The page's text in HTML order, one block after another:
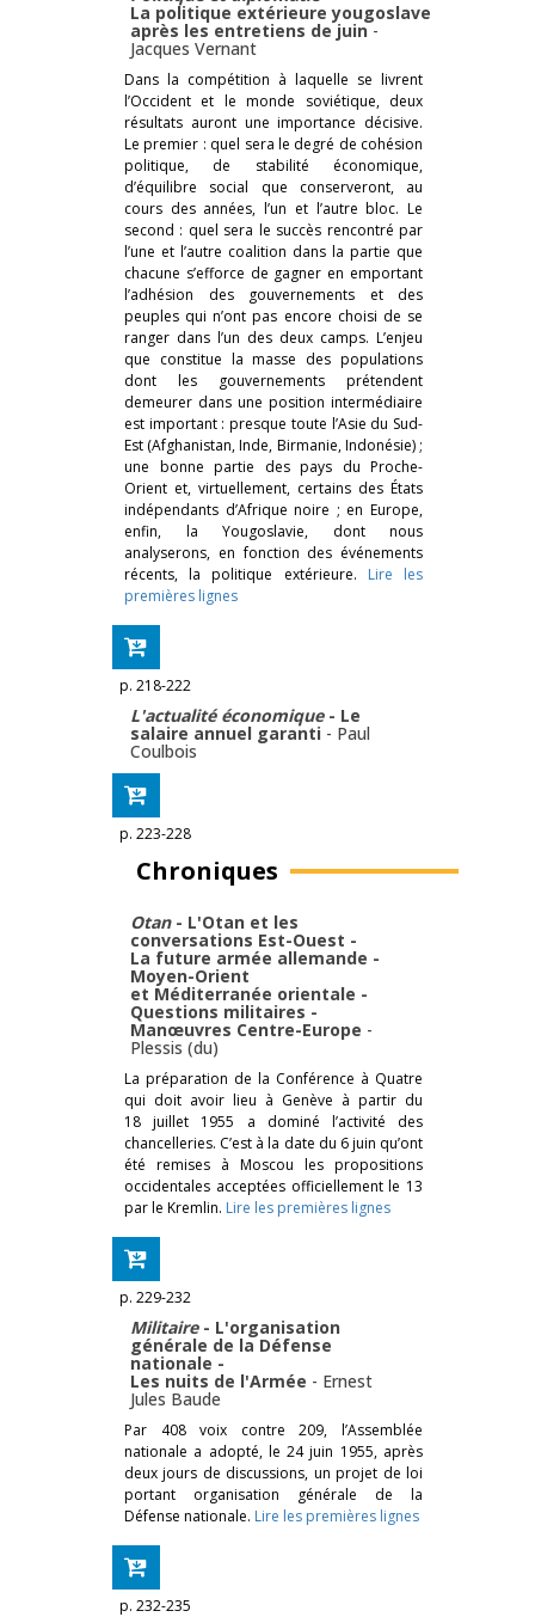
La politique extérieure yougoslave
après les entretiens de juin-
Jacques Vernant
Dans la compétition à laquelle se livrent
l’Occident et le monde soviétique, deux
résultats auront une importance décisive.
Le premier : quel sera le degré de cohésion
politique, de stabilité économique,
d’équilibre social que conserveront, au
cours des années, l’un et l’autre bloc. Le
second : quel sera le succès rencontré par
l’une et l’autre coalition dans la partie que
chacune s’efforce de gagner en emportant
l’adhésion des gouvernements et des
peuples qui n’ont pas encore choisi de se
ranger dans l’un des deux camps. L’enjeu
que constitue la masse des populations
dont les gouvernements prétendent
demeurer dans une position intermédiaire
est important : presque toute l’Asie du Sud-
Est (Afghanistan, Inde, Birmanie, Indonésie) ;
une bonne partie des pays du Proche-
Orient et, virtuellement, certains des États
indépendants d’Afrique noire ; en Europe,
enfin, la Yougoslavie, dont nous
analyserons, en fonction des événements
récents, la politique extérieure. Lire les
premières lignes
p. 218-222
L'actualité économique - Le
salaire annuel garanti - Paul
Coulbois
p. 223-228
Chroniques
Otan - L'Otan et les
conversations Est-Ouest -
La future armée allemande -
Moyen-Orient
et Méditerranée orientale -
Questions militaires -
Manœuvres Centre-Europe -
Plessis (du)
La préparation de la Conférence à Quatre
qui doit avoir lieu à Genève à partir du
18 juillet 1955 a dominé l’activité des
chancelleries. C’est à la date du 6 juin qu’ont
été remises à Moscou les propositions
occidentales acceptées officiellement le 13
par le Kremlin. Lire les premières lignes
p. 229-232
Militaire - L'organisation
générale de la Défense
nationale -
Les nuits de l'Armée - Ernest
Jules Baude
Par 408 voix contre 209, l’Assemblée
nationale a adopté, le 24 juin 1955, après
deux jours de discussions, un projet de loi
portant organisation générale de la
Défense nationale. Lire les premières lignes
p. 232-235